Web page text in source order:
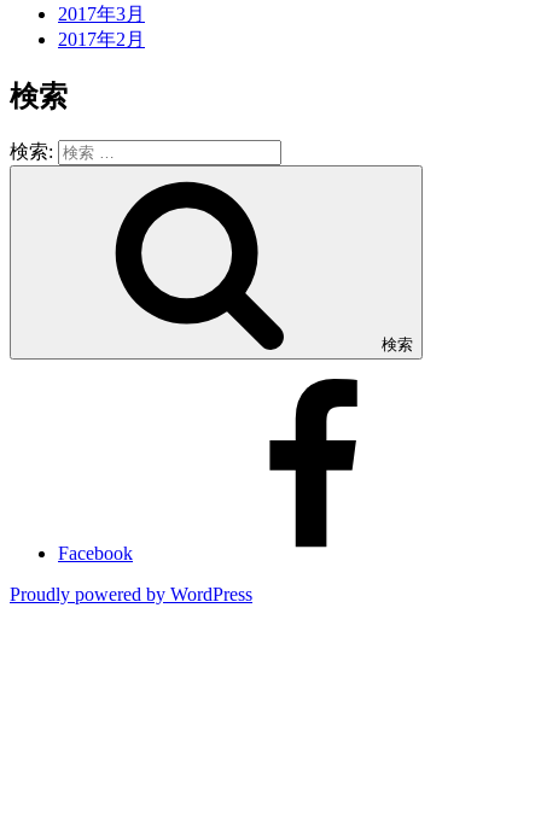
2017年3月
2017年2月
検索
検索:
検索
Facebook
Proudly powered by WordPress